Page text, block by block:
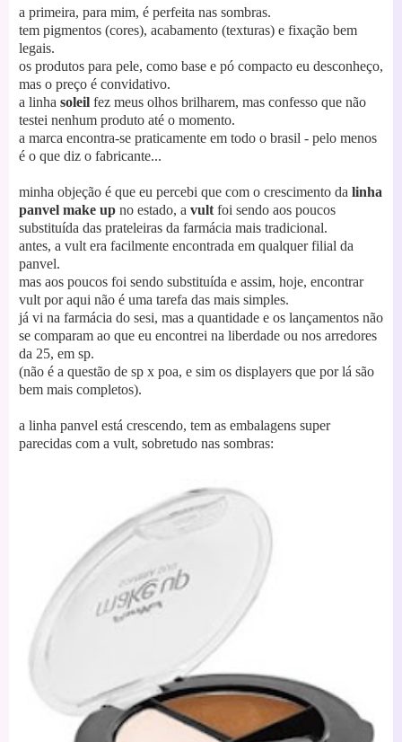
a primeira, para mim, é perfeita nas sombras.
tem pigmentos (cores), acabamento (texturas) e fixação bem
legais.
os produtos para pele, como base e pó compacto eu desconheço,
mas o preço é convidativo.
a linha soleil fez meus olhos brilharem, mas confesso que não
testei nenhum produto até o momento.
a marca encontra-se praticamente em todo o brasil - pelo menos
é o que diz o fabricante...
minha objeção é que eu percebi que com o crescimento da linha
panvel make up no estado, a vult foi sendo aos poucos
substituída das prateleiras da farmácia mais tradicional.
antes, a vult era facilmente encontrada em qualquer filial da
panvel.
mas aos poucos foi sendo substituída e assim, hoje, encontrar
vult por aqui não é uma tarefa das mais simples.
já vi na farmácia do sesi, mas a quantidade e os lançamentos não
se comparam ao que eu encontrei na liberdade ou nos arredores
da 25, em sp.
(não é a questão de sp x poa, e sim os displayers que por lá são
bem mais completos).
a linha panvel está crescendo, tem as embalagens super
parecidas com a vult, sobretudo nas sombras: